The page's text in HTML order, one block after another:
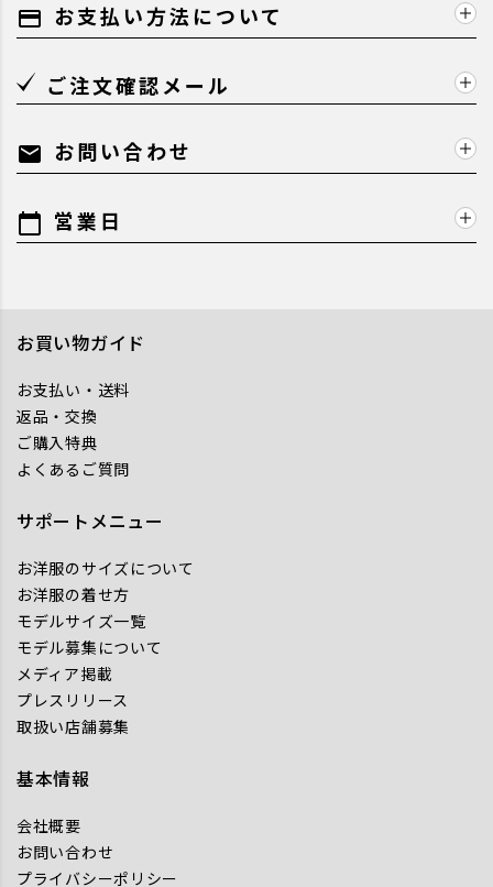
payment お支払い方法について
ご注文確認メール
mail お問い合わせ
calendar_today 営業日
お買い物ガイド
お支払い・送料
返品・交換
ご購入特典
よくあるご質問
サポートメニュー
お洋服のサイズについて
お洋服の着せ方
モデルサイズ一覧
モデル募集について
メディア掲載
プレスリリース
取扱い店舗募集
基本情報
会社概要
お問い合わせ
プライバシーポリシー